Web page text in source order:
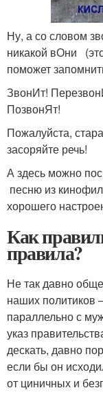
Ну, а со словом
никакой вОни
поможет
ЗвонИт!
ПозвонЯт!
Пожалуйста,
засоряйте речь!
А здесь можно
песню из
хорошего
Как
правила?
Не так давно
наших политиков
параллельно с
указ
дескать, давно
если бы он
от циничных и